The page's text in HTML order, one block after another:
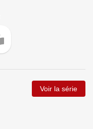
Voir la série